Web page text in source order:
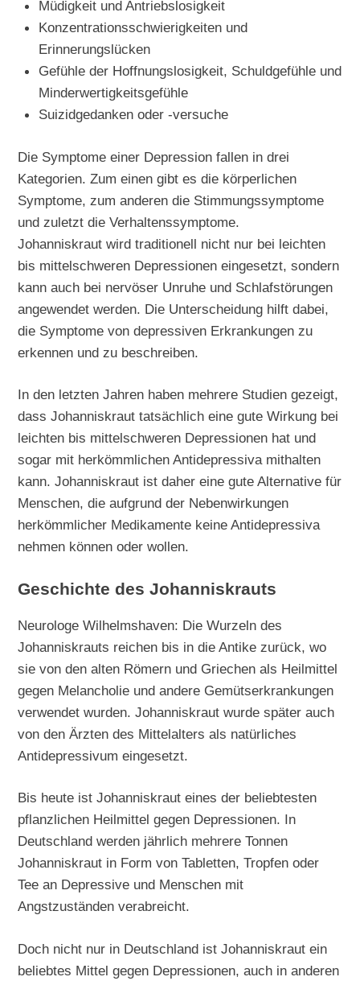
Müdigkeit und Antriebslosigkeit
Konzentrationsschwierigkeiten und
Erinnerungslücken
Gefühle der Hoffnungslosigkeit, Schuldgefühle und
Minderwertigkeitsgefühle
Suizidgedanken oder -versuche
Die Symptome einer Depression fallen in drei
Kategorien. Zum einen gibt es die körperlichen
Symptome, zum anderen die Stimmungssymptome
und zuletzt die Verhaltenssymptome.
Johanniskraut wird traditionell nicht nur bei leichten
bis mittelschweren Depressionen eingesetzt, sondern
kann auch bei nervöser Unruhe und Schlafstörungen
angewendet werden. Die Unterscheidung hilft dabei,
die Symptome von depressiven Erkrankungen zu
erkennen und zu beschreiben.
In den letzten Jahren haben mehrere Studien gezeigt,
dass Johanniskraut tatsächlich eine gute Wirkung bei
leichten bis mittelschweren Depressionen hat und
sogar mit herkömmlichen Antidepressiva mithalten
kann. Johanniskraut ist daher eine gute Alternative für
Menschen, die aufgrund der Nebenwirkungen
herkömmlicher Medikamente keine Antidepressiva
nehmen können oder wollen.
Geschichte des Johanniskrauts
Neurologe Wilhelmshaven: Die Wurzeln des
Johanniskrauts reichen bis in die Antike zurück, wo
sie von den alten Römern und Griechen als Heilmittel
gegen Melancholie und andere Gemütserkrankungen
verwendet wurden. Johanniskraut wurde später auch
von den Ärzten des Mittelalters als natürliches
Antidepressivum eingesetzt.
Bis heute ist Johanniskraut eines der beliebtesten
pflanzlichen Heilmittel gegen Depressionen. In
Deutschland werden jährlich mehrere Tonnen
Johanniskraut in Form von Tabletten, Tropfen oder
Tee an Depressive und Menschen mit
Angstzuständen verabreicht.
Doch nicht nur in Deutschland ist Johanniskraut ein
beliebtes Mittel gegen Depressionen, auch in anderen